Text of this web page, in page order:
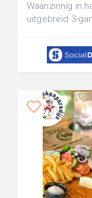
Waanzinnig in
uitgebreid 3-